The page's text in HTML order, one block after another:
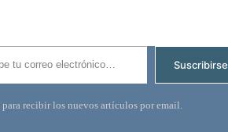
Suscribirse
para recibir los nuevos artículos por email.